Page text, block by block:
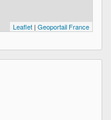
Leaflet | Geoportail France